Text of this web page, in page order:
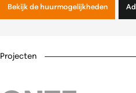
Bekijk de huurmogelijkheden
Projecten